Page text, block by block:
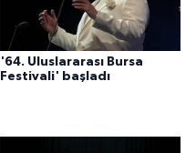
'64. Uluslararası Bursa
Festivali' başladı